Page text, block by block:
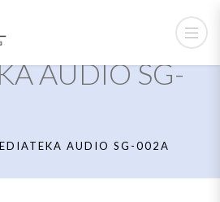
AUDIO SG-
AUDIO SG-002A